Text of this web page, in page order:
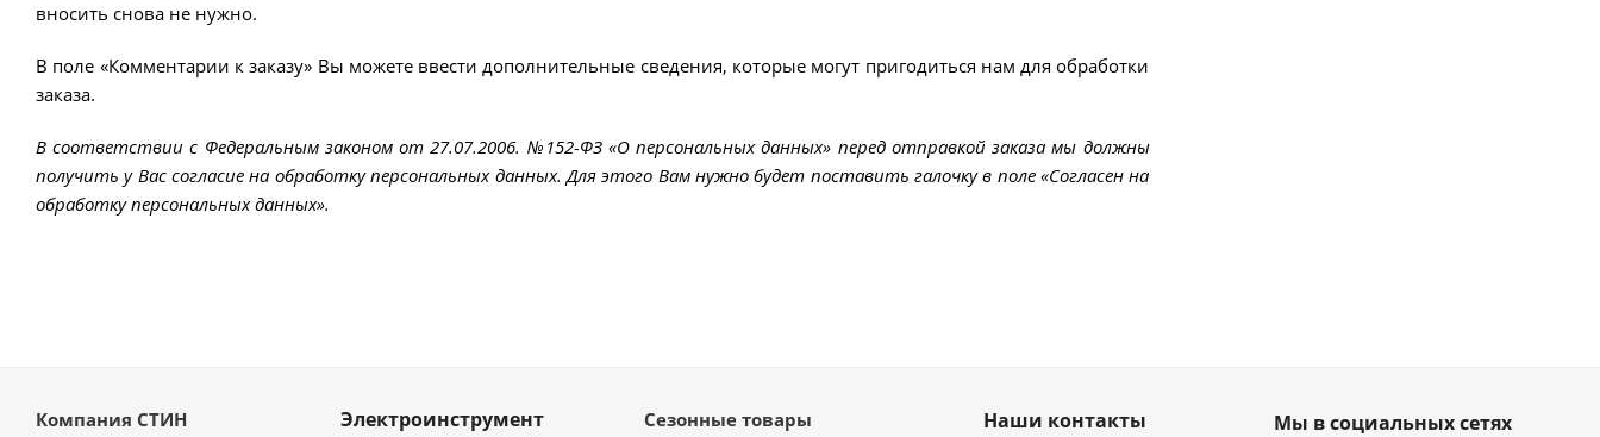
вносить снова не нужно.
В поле «Комментарии к заказу» Вы можете ввести дополнительные сведения, которые могут пригодиться нам для обработки
заказа.
В соответствии с Федеральным законом от 27.07.2006. №152-ФЗ «О персональных данных» перед отправкой заказа мы должны
получить у Вас согласие на обработку персональных данных. Для этого Вам нужно будет поставить галочку в поле «Согласен на
обработку персональных данных».
Компания СТИН
Электроинструмент
Сезонные товары
Наши контакты Мы в социальных сетях